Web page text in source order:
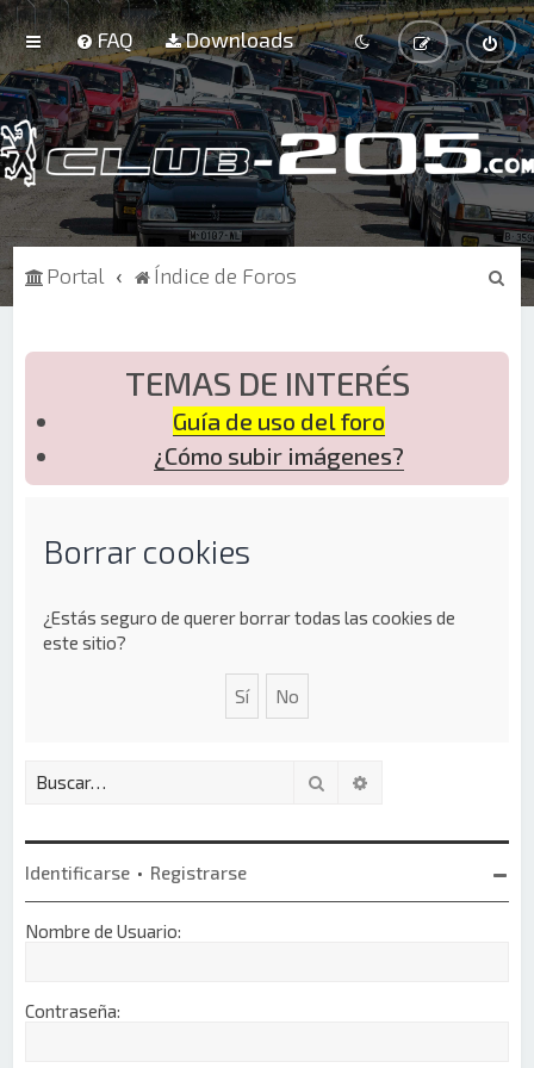
FAQ Downloads
Portal Índice de Foros
B
TEMAS DE INTERÉS
Guía de uso del foro
¿Cómo subir imágenes?
Borrar cookies
¿Estás seguro de querer borrar todas las cookies de
este sitio?
Buscar
Identificarse • Registrarse
Nombre de Usuario:
Contraseña: